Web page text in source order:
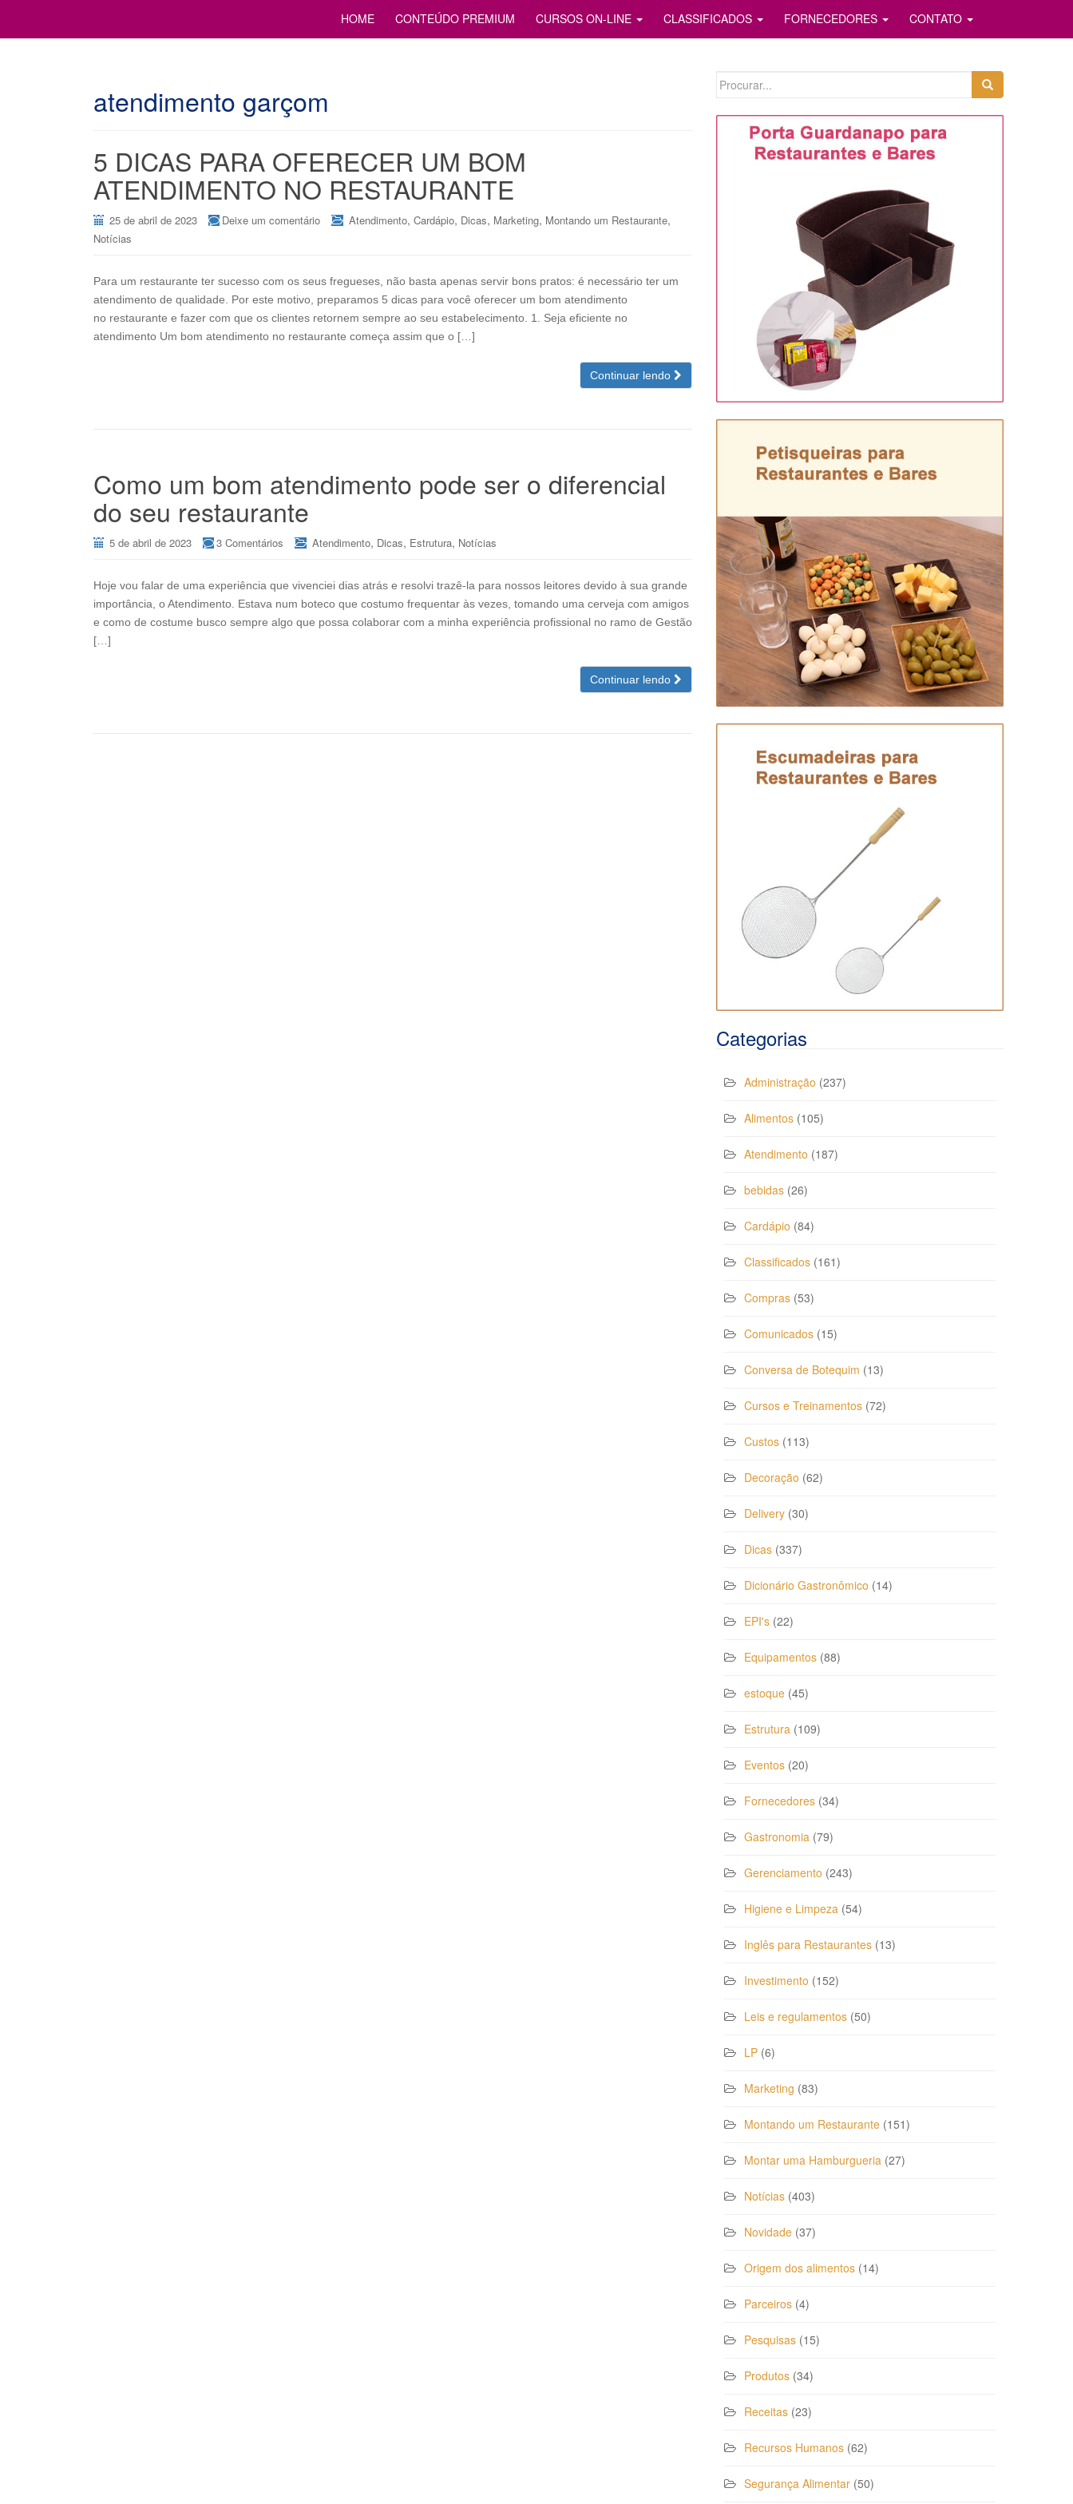
GESTÃO DE RESTAURANTES
HOME CONTEÚDO PREMIUM CURSOS ON-LINE CLASSIFICADOS FORNECEDORES CONTATO
atendimento garçom
5 DICAS PARA OFERECER UM BOM
ATENDIMENTO NO RESTAURANTE
25 de abril de 2023 Deixe um comentário Atendimento, Cardápio, Dicas, Marketing, Montando um Restaurante,
Notícias
Para um restaurante ter sucesso com os seus fregueses, não basta apenas servir bons pratos: é necessário ter um
atendimento de qualidade. Por este motivo, preparamos 5 dicas para você oferecer um bom atendimento
no restaurante e fazer com que os clientes retornem sempre ao seu estabelecimento. 1. Seja eficiente no
atendimento Um bom atendimento no restaurante começa assim que o […]
Continuar lendo
Como um bom atendimento pode ser o diferencial
do seu restaurante
5 de abril de 2023 3 Comentários Atendimento, Dicas, Estrutura, Notícias
Hoje vou falar de uma experiência que vivenciei dias atrás e resolvi trazê-la para nossos leitores devido à sua grande
importância, o Atendimento. Estava num boteco que costumo frequentar às vezes, tomando uma cerveja com amigos
e como de costume busco sempre algo que possa colaborar com a minha experiência profissional no ramo de Gestão
[…]
Continuar lendo
Search
Categorias
Administração (237)
Alimentos (105)
Atendimento (187)
bebidas (26)
Cardápio (84)
Classificados (161)
Compras (53)
Comunicados (15)
Conversa de Botequim (13)
Cursos e Treinamentos (72)
Custos (113)
Decoração (62)
Delivery (30)
Dicas (337)
Dicionário Gastronômico (14)
EPI's (22)
Equipamentos (88)
estoque (45)
Estrutura (109)
Eventos (20)
Fornecedores (34)
Gastronomia (79)
Gerenciamento (243)
Higiene e Limpeza (54)
Inglês para Restaurantes (13)
Investimento (152)
Leis e regulamentos (50)
LP (6)
Marketing (83)
Montando um Restaurante (151)
Montar uma Hamburgueria (27)
Notícias (403)
Novidade (37)
Origem dos alimentos (14)
Parceiros (4)
Pesquisas (15)
Produtos (34)
Receitas (23)
Recursos Humanos (62)
Segurança Alimentar (50)